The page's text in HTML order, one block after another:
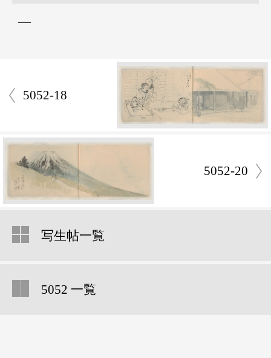
―
5052-18
写生帖一覧
5052 一覧
5052-20